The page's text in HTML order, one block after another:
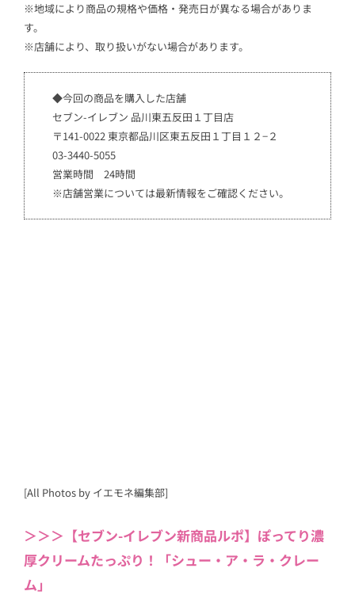
※地域により商品の規格や価格・発売日が異なる場合がありま
す。
※店舗により、取り扱いがない場合があります。
◆今回の商品を購入した店舗
セブン-イレブン 品川東五反田１丁目店
〒141-0022 東京都品川区東五反田１丁目１２−２
03-3440-5055
営業時間 24時間
※店舗営業については最新情報をご確認ください。
[All Photos by イエモネ編集部]
＞＞＞【セブン-イレブン新商品ルポ】ぽってり濃
厚クリームたっぷり！「シュー・ア・ラ・クレー
ム」